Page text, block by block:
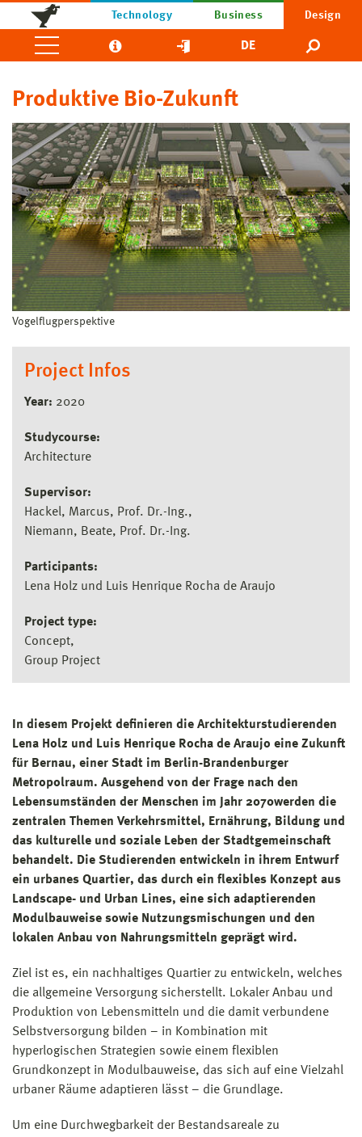
Technology Business Design
DE
Produktive Bio-Zukunft
Vogelflugperspektive
Project Infos
Year: 2020
Studycourse:
Architecture
Supervisor:
Hackel, Marcus, Prof. Dr.-Ing.
Niemann, Beate, Prof. Dr.-Ing.
Participants:
Lena Holz und Luis Henrique Rocha de Araujo
Project type:
Concept
Group Project
In diesem Projekt definieren die Architekturstudierenden
Lena Holz und Luis Henrique Rocha de Araujo eine Zukunft
für Bernau, einer Stadt im Berlin-Brandenburger
Metropolraum. Ausgehend von der Frage nach den
Lebensumständen der Menschen im Jahr 2070werden die
zentralen Themen Verkehrsmittel, Ernährung, Bildung und
das kulturelle und soziale Leben der Stadtgemeinschaft
behandelt. Die Studierenden entwickeln in ihrem Entwurf
ein urbanes Quartier, das durch ein flexibles Konzept aus
Landscape- und Urban Lines, eine sich adaptierenden
Modulbauweise sowie Nutzungsmischungen und den
lokalen Anbau von Nahrungsmitteln geprägt wird.
Ziel ist es, ein nachhaltiges Quartier zu entwickeln, welches
die allgemeine Versorgung sicherstellt. Lokaler Anbau und
Produktion von Lebensmitteln und die damit verbundene
Selbstversorgung bilden – in Kombination mit
hyperlogischen Strategien sowie einem flexiblen
Grundkonzept in Modulbauweise, das sich auf eine Vielzahl
urbaner Räume adaptieren lässt – die Grundlage.
Um eine Durchwegbarkeit der Bestandsareale zu